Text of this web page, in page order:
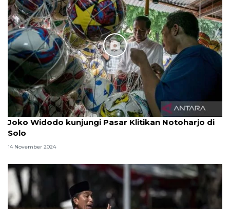
Joko Widodo kunjungi Pasar Klitikan Notoharjo di
Solo
14 November 2024